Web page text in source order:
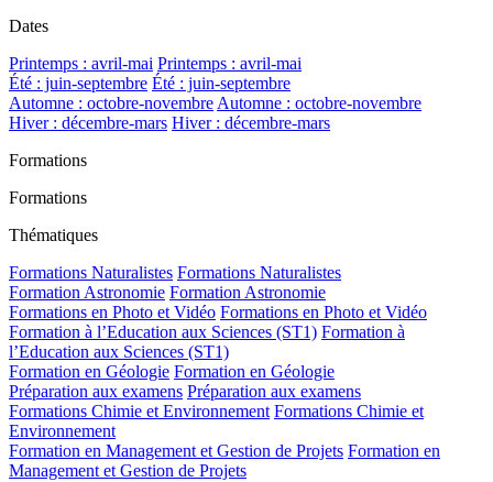
Dates
Printemps : avril-mai Printemps : avril-mai
Été : juin-septembre Été : juin-septembre
Automne : octobre-novembreAutomne : octobre-novembre
Hiver : décembre-mars Hiver : décembre-mars
Formations
Formations
Thématiques
Formations Naturalistes Formations Naturalistes
Formation Astronomie Formation Astronomie
Formations en Photo et Vidéo Formations en Photo et Vidéo
Formation à l’Education aux Sciences (ST1) Formation à
l’Education aux Sciences (ST1)
Formation en Géologie Formation en Géologie
Préparation aux examens Préparation aux examens
Formations Chimie et Environnement Formations Chimie et
Environnement
Formation en Management et Gestion de Projets Formation en
Management et Gestion de Projets